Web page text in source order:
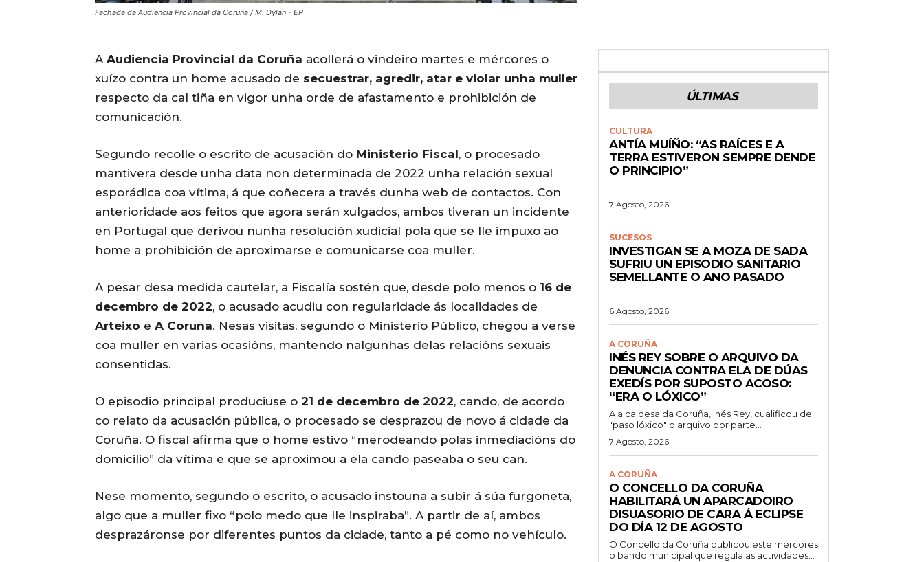
Fachada da Audiencia Provincial da Coruña / M. Dylan - EP
A Audiencia Provincial da Coruña acollerá o vindeiro martes e mércores o
xuízo contra un home acusado de secuestrar, agredir, atar e violar unha muller
respecto da cal tiña en vigor unha orde de afastamento e prohibición de
comunicación.
Segundo recolle o escrito de acusación do Ministerio Fiscal, o procesado
mantivera desde unha data non determinada de 2022 unha relación sexual
esporádica coa vítima, á que coñecera a través dunha web de contactos. Con
anterioridade aos feitos que agora serán xulgados, ambos tiveran un incidente
en Portugal que derivou nunha resolución xudicial pola que se lle impuxo ao
home a prohibición de aproximarse e comunicarse coa muller.
A pesar desa medida cautelar, a Fiscalía sostén que, desde polo menos o 16 de
decembro de 2022, o acusado acudiu con regularidade ás localidades de
Arteixo e A Coruña. Nesas visitas, segundo o Ministerio Público, chegou a verse
coa muller en varias ocasións, mantendo nalgunhas delas relacións sexuais
consentidas.
O episodio principal produciuse o 21 de decembro de 2022, cando, de acordo
co relato da acusación pública, o procesado se desprazou de novo á cidade da
Coruña. O fiscal afirma que o home estivo “merodeando polas inmediacións do
domicilio” da vítima e que se aproximou a ela cando paseaba o seu can.
Nese momento, segundo o escrito, o acusado instouna a subir á súa furgoneta,
algo que a muller fixo “polo medo que lle inspiraba”. A partir de aí, ambos
desprazáronse por diferentes puntos da cidade, tanto a pé como no vehículo.
ÚLTIMAS
CULTURA
ANTÍA MUÍÑO: “AS RAÍCES E A
TERRA ESTIVERON SEMPRE DENDE
O PRINCIPIO”
7 Agosto, 2026
SUCESOS
INVESTIGAN SE A MOZA DE SADA
SUFRIU UN EPISODIO SANITARIO
SEMELLANTE O ANO PASADO
6 Agosto, 2026
A CORUÑA
INÉS REY SOBRE O ARQUIVO DA
DENUNCIA CONTRA ELA DE DÚAS
EXEDÍS POR SUPOSTO ACOSO:
“ERA O LÓXICO”
A alcaldesa da Coruña, Inés Rey, cualificou de
"paso lóxico" o arquivo por parte...
7 Agosto, 2026
A CORUÑA
O CONCELLO DA CORUÑA
HABILITARÁ UN APARCADOIRO
DISUASORIO DE CARA Á ECLIPSE
DO DÍA 12 DE AGOSTO
O Concello da Coruña publicou este mércores
o bando municipal que regula as actividades...